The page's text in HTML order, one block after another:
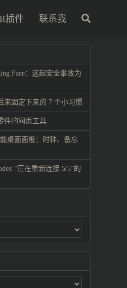
插件 联系我
Face：这起安全事故为
来固定下来的 7 个小习惯
件的网页工具
桌面面板：时钟、备忘
“正在重新连接 5/5”的